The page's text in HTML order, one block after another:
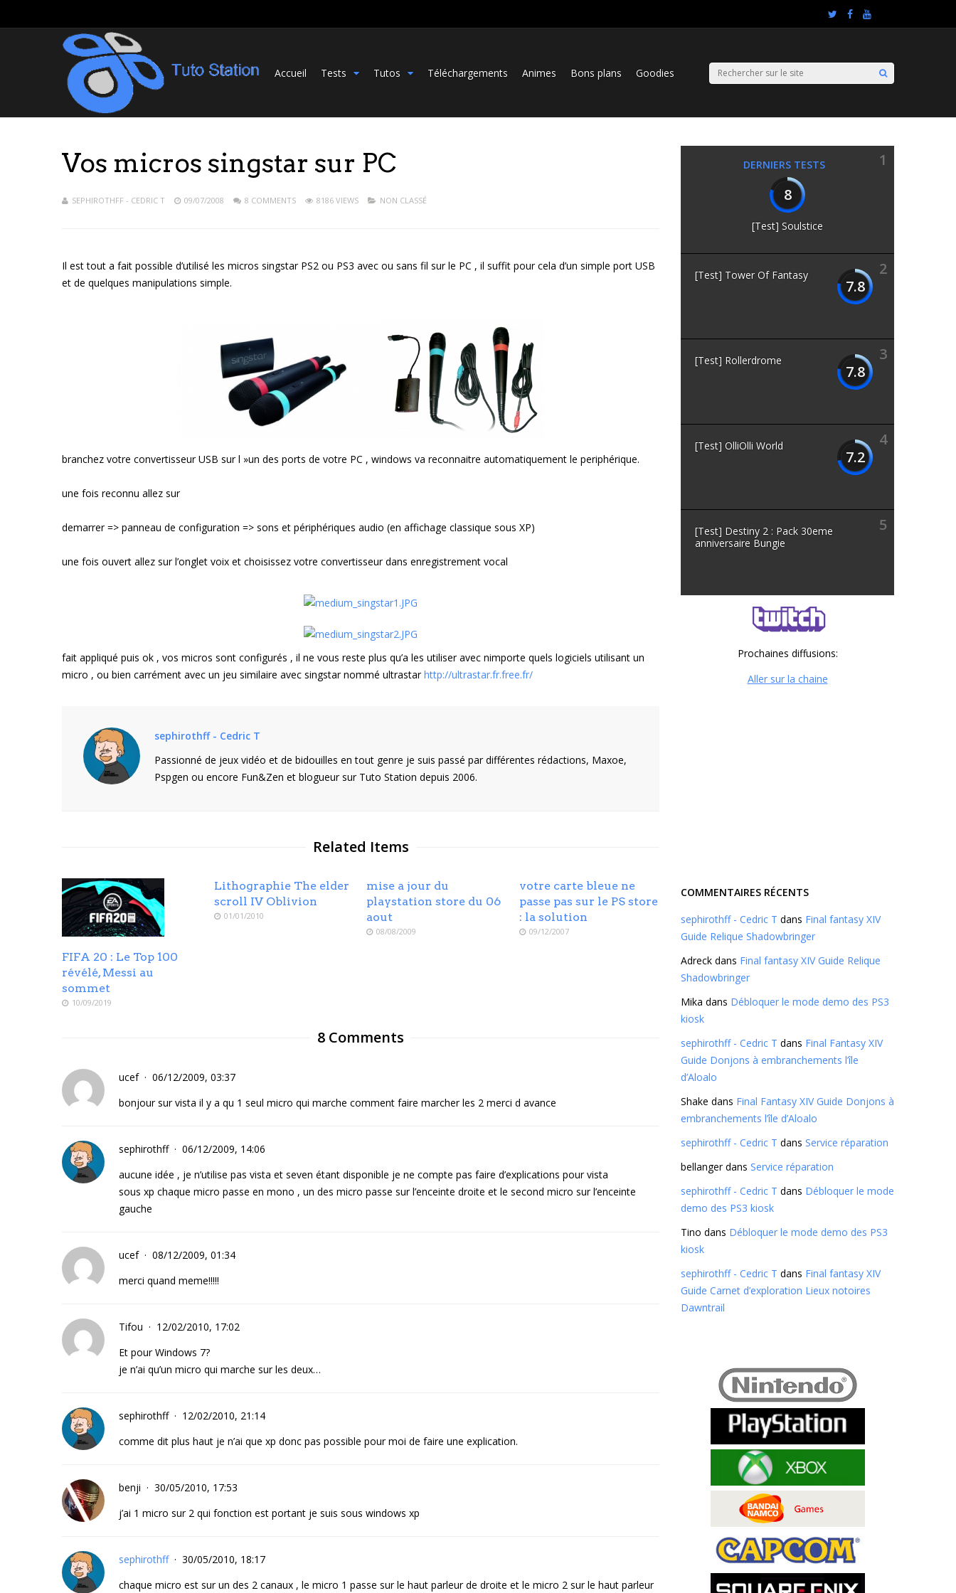
Accueil Tests Tutos Téléchargements Animes Bons plans Goodies
Vos micros singstar sur PC
SEPHIROTHFF - CEDRIC T 09/07/2008 8 COMMENTS 8186 VIEWS NON CLASSÉ
Il est tout a fait possible d’utilisé les micros singstar PS2 ou PS3 avec ou sans fil sur le PC , il suffit pour cela d’un simple port USB
et de quelques manipulations simple.
branchez votre convertisseur USB sur l »un des ports de votre PC , windows va reconnaitre automatiquement le periphérique.
une fois reconnu allez sur
demarrer => panneau de configuration => sons et périphériques audio (en affichage classique sous XP)
une fois ouvert allez sur l’onglet voix et choisissez votre convertisseur dans enregistrement vocal
fait appliqué puis ok , vos micros sont configurés , il ne vous reste plus qu’a les utiliser avec nimporte quels logiciels utilisant un
micro , ou bien carrément avec un jeu similaire avec singstar nommé ultrastarhttp://ultrastar.fr.free.fr/
sephirothff - Cedric T
Passionné de jeux vidéo et de bidouilles en tout genre je suis passé par différentes rédactions, Maxoe,
Pspgen ou encore Fun&Zen et blogueur sur Tuto Station depuis 2006.
Related Items
FIFA 20 : Le Top 100
révélé, Messi au
sommet
10/09/2019
Lithographie The elder
scroll IV Oblivion
01/01/2010
mise a jour du
playstation store du 06
aout
08/08/2009
votre carte bleue ne
passe pas sur le PS store
: la solution
09/12/2007
8 Comments
ucef
06/12/2009, 03:37
bonjour sur vista il y a qu 1 seul micro qui marche comment faire marcher les 2 merci d avance
sephirothff
06/12/2009, 14:06
aucune idée , je n’utilise pas vista et seven étant disponible je ne compte pas faire d’explications pour vista
sous xp chaque micro passe en mono , un des micro passe sur l’enceinte droite et le second micro sur l’enceinte
gauche
ucef
08/12/2009, 01:34
merci quand meme!!!!!
Tifou
12/02/2010, 17:02
Et pour Windows 7?
je n’ai qu’un micro qui marche sur les deux…
sephirothff
12/02/2010, 21:14
comme dit plus haut je n’ai que xp donc pas possible pour moi de faire une explication.
benji
30/05/2010, 17:53
j’ai 1 micro sur 2 qui fonction est portant je suis sous windows xp
sephirothff
30/05/2010, 18:17
chaque micro est sur un des 2 canaux , le micro 1 passe sur le haut parleur de droite et le micro 2 sur le haut parleur
DERNIERS TESTS
1
8
[Test] Soulstice
2
7.8
[Test] Tower Of Fantasy
3
7.8
[Test] Rollerdrome
4
7.2
[Test] OlliOlli World
5
[Test] Destiny 2 : Pack 30eme
anniversaire Bungie
Prochaines diffusions:
Aller sur la chaine
COMMENTAIRES RÉCENTS
sephirothff - Cedric T dans Final fantasy XIV
Guide Relique Shadowbringer
Adreck dans Final fantasy XIV Guide Relique
Shadowbringer
Mika dans Débloquer le mode demo des PS3
kiosk
sephirothff - Cedric T dans Final Fantasy XIV
Guide Donjons à embranchements l’île
d’Aloalo
Shake dans Final Fantasy XIV Guide Donjons à
embranchements l’île d’Aloalo
sephirothff - Cedric T dans Service réparation
bellangerdans Service réparation
sephirothff - Cedric T dans Débloquer le mode
demo des PS3 kiosk
Tino dans Débloquer le mode demo des PS3
kiosk
sephirothff - Cedric T dans Final fantasy XIV
Guide Carnet d’exploration Lieux notoires
Dawntrail